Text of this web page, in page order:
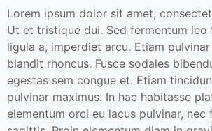
Lorem ipsum dolor sit amet,
Ut et tristique dui. Sed fermentum leo
ligula a, imperdiet arcu. Etiam
blandit rhoncus. Fusce sodales
egestas sem congue et. Etiam
pulvinar maximus. In hac habitasse
elementum orci eu lacus pulvinar, nec